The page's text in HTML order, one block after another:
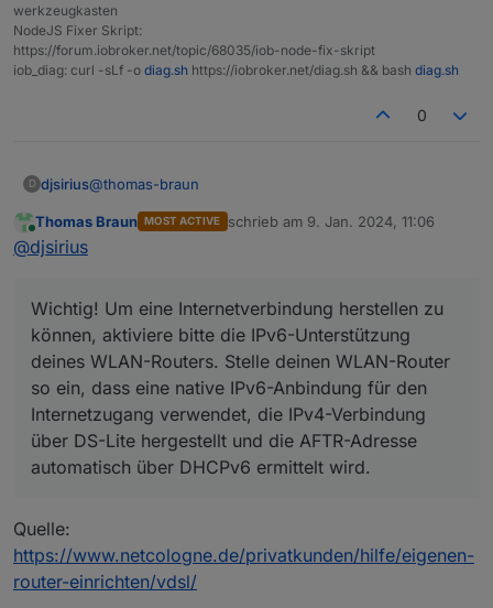
werkzeugkasten
NodeJS Fixer Skript:
https://forum.iobroker.net/topic/68035/iob-node-fix-skript
iob_diag: curl -sLf -o diag.sh https://iobroker.net/diag.sh && bash diag.sh
0
D djsirius@thomas-braun
Ich habe es jetzt so eingestellt:
Online
Thomas Braun MOST ACTIVE schrieb am 9. Jan. 2024, 11:06
zuletzt editiert von
@djsirius
Wichtig! Um eine Internetverbindung herstellen zu
können, aktiviere bitte die IPv6-Unterstützung
deines WLAN-Routers. Stelle deinen WLAN-Router
so ein, dass eine native IPv6-Anbindung für den
Internetzugang verwendet, die IPv4-Verbindung
über DS-Lite hergestellt und die AFTR-Adresse
automatisch über DHCPv6 ermittelt wird.
Quelle:
https://www.netcologne.de/privatkunden/hilfe/eigenen-
router-einrichten/vdsl/